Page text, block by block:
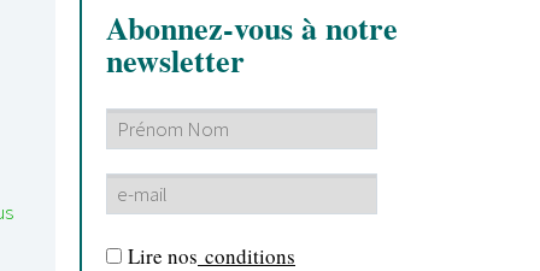
Abonnez-vous à notre
newsletter
Lire nos conditions